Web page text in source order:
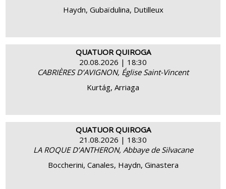
Haydn, Gubaïdulina, Dutilleux
QUATUOR QUIROGA
20.08.2026 | 18:30
CABRIÈRES D’AVIGNON, Église Saint-Vincent
Kurtág, Arriaga
EN SAVOIR PLUS
QUATUOR QUIROGA
21.08.2026 | 18:30
LA ROQUE D’ANTHERON, Abbaye de Silvacane
Boccherini, Canales, Haydn, Ginastera
EN SAVOIR PLUS